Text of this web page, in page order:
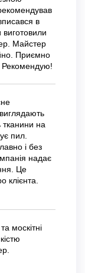
та зробіть
короб на
зафіксуйте їх
та
собою.
монтажу